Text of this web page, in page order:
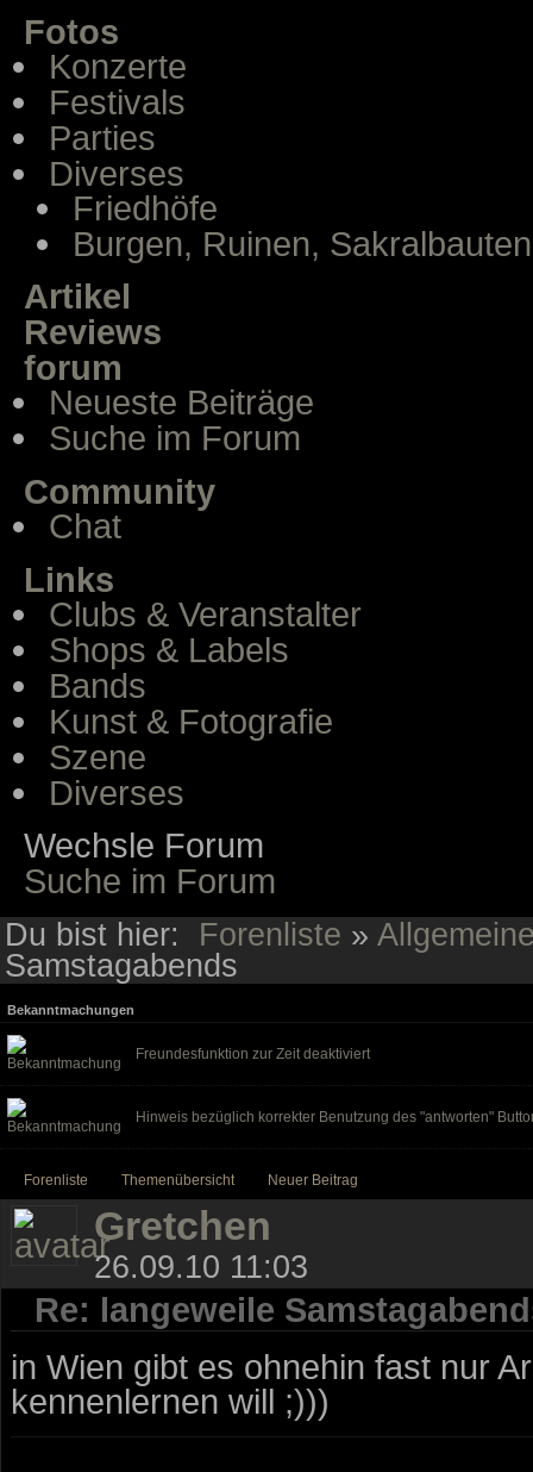
Fotos
Konzerte
Festivals
Parties
Diverses
Friedhöfe
Burgen, Ruinen, Sakralbauten
Artikel
Reviews
forum
Neueste Beiträge
Suche im Forum
Community
Chat
Links
Clubs & Veranstalter
Shops & Labels
Bands
Kunst & Fotografie
Szene
Diverses
Wechsle Forum
Suche im Forum
Du bist hier: Forenliste »
Samstagabends
Bekanntmachungen
Freundesfunktion zur Zeit deaktiviert
Hinweis bezüglich korrekter Benutzung des "antworten"
Forenliste Themenübersicht Neuer Beitrag
Gretchen
26.09.10 11:03
Re: langeweile
in Wien gibt es ohnehin fast nur
kennenlernen will ;)))